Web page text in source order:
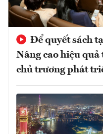
Để quyết sách
Nâng cao hiệu quả
chủ trương phát